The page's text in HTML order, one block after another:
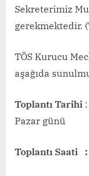
Sekreterimiz
gerekmektedir.
TÖS Kurucu
aşağıda
Toplantı Tarihi
Pazar günü
Toplantı Saati :